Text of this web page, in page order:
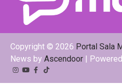
Copyright © 2026 Portal Sala
News by Ascendoor |
Instagram
YouTube
Facebook
Tiktok